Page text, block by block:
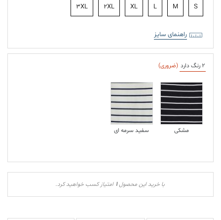
S
M
L
XL
2XL
3XL
راهنمای سایز
2 رنگ دارد (ضروری)
مشکی سفید سرمه ای
با خرید این محصول1 امتیاز کسب خواهید کرد.